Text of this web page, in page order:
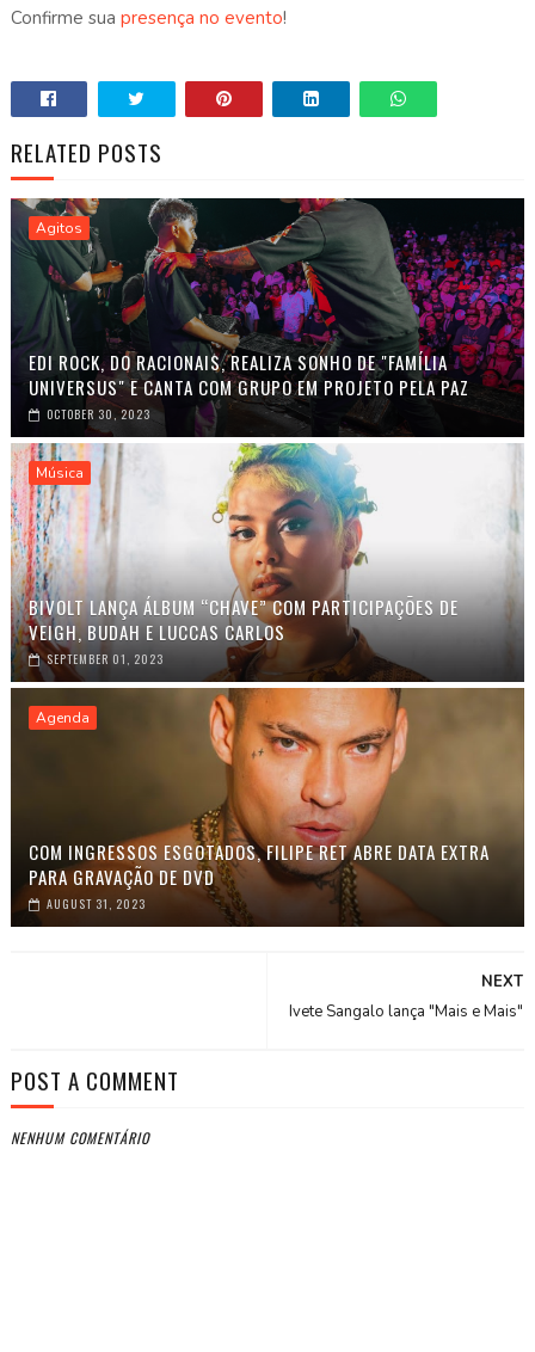
Confirme sua presença no evento!
RELATED POSTS
Agitos
EDI ROCK, DO RACIONAIS, REALIZA SONHO DE "FAMÍLIA
UNIVERSUS" E CANTA COM GRUPO EM PROJETO PELA PAZ
OCTOBER 30, 2023
Música
BIVOLT LANÇA ÁLBUM “CHAVE” COM PARTICIPAÇÕES DE
VEIGH, BUDAH E LUCCAS CARLOS
SEPTEMBER 01, 2023
Agenda
COM INGRESSOS ESGOTADOS, FILIPE RET ABRE DATA EXTRA
PARA GRAVAÇÃO DE DVD
AUGUST 31, 2023
NEXT
Ivete Sangalo lança "Mais e Mais"
POST A COMMENT
NENHUM COMENTÁRIO